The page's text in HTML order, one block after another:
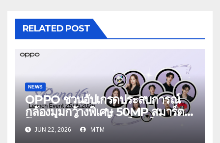
RELATED POST
NEWS
OPPO ชวนอัปเกรดประสบการณ์
กล้องมุมกว้างพิเศษ 50MP สมาร์ต
โฟนเพื่อนซี้ เทรนดี้ทุกช็อต ใน
งาน OPPO Reno16 Series 5G
JUN 22, 2026 MTM